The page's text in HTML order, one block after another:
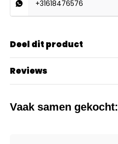
+31618476576
Deel dit product
Reviews
Vaak samen gekocht: